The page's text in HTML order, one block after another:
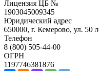
Лицензия ЦБ №
1903045009345
Юридический адрес
650000, г. Кемерово, ул. 50
Телефон
8 (800) 505-44-00
ОГРН
1197746381876